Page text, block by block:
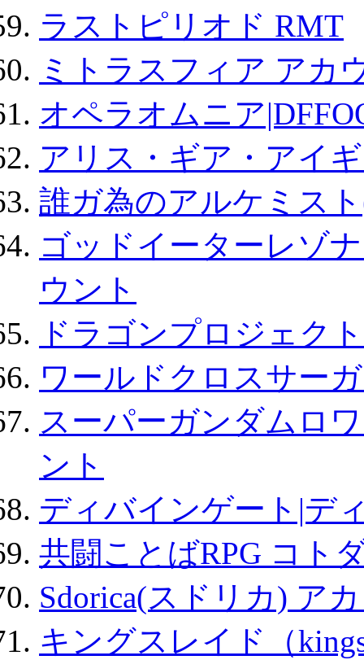
ラストピリオド RMT
ミトラスフィア アカ
オペラオムニア
アリス・ギア・アイ
誰ガ為のアルケミス
ゴッドイーターレゾ
ウント
ドラゴンプロジェク
ワールドクロスサー
スーパーガンダムロ
ント
ディバインゲート|デ
共闘ことばRPG コト
Sdorica(スドリカ) ア
キングスレイド（